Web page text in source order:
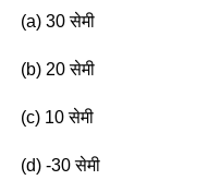
(a) 30 सेमी
(b) 20 सेमी
(c) 10 सेमी
(d) -30 सेमी